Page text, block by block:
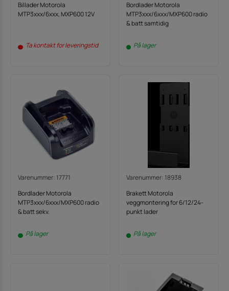
Billader Motorola
MTP3xxx/6xxx, MXP600 12V
Ta kontakt for leveringstid
Bordlader Motorola
MTP3xxx/6xxx/MXP600 radio
& batt samtidig
På lager
Varenummer: 17771
Bordlader Motorola
MTP3xxx/6xxx/MXP600 radio
& batt sekv.
På lager
Varenummer: 18938
Brakett Motorola
veggmontering for 6/12/24-
punkt lader
På lager